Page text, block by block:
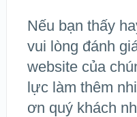
Nếu bạn thấy
vui lòng đánh
website của
lực làm thêm
ơn quý khách